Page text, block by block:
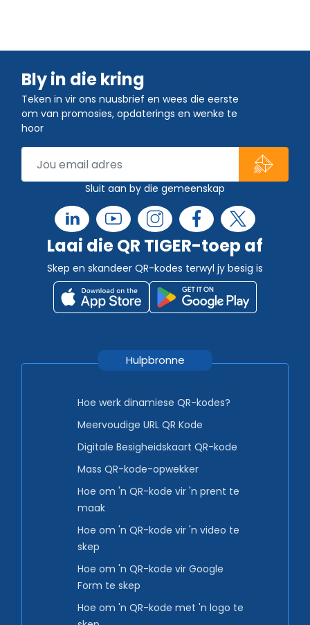
Bly in die kring
Teken in vir ons nuusbrief en wees die eerste
om van promosies, opdaterings en wenke te
hoor
Sluit aan by die gemeenskap
Laai die QR TIGER-toep af
Skep en skandeer QR-kodes terwyl jy besig is
Hulpbronne
Hoe werk dinamiese QR-kodes?
Meervoudige URL QR Kode
Digitale Besigheidskaart QR-kode
Mass QR-kode-opwekker
Hoe om 'n QR-kode vir 'n prent te
maak
Hoe om 'n QR-kode vir 'n video te
skep
Hoe om 'n QR-kode vir Google
Form te skep
Hoe om 'n QR-kode met 'n logo te